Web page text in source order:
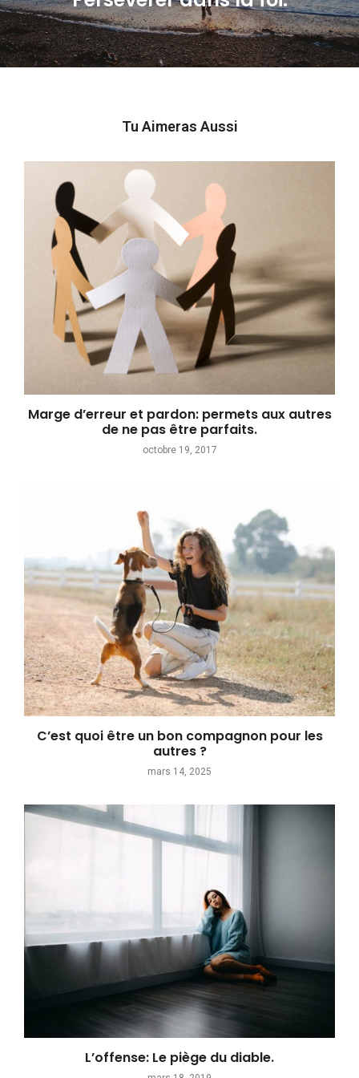
post:
Tu Aimeras Aussi
Marge d’erreur et pardon: permets aux autres
de ne pas être parfaits.
octobre 19, 2017
C’est quoi être un bon compagnon pour les
autres ?
mars 14, 2025
L’offense: Le piège du diable.